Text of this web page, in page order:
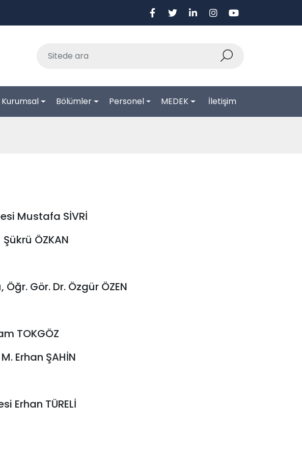
Kurumsal Bölümler Personel MEDEK İletişim
Mustafa SİVRİ
Şükrü ÖZKAN
Gör. Dr. Özgür ÖZEN
TOKGÖZ
Erhan ŞAHİN
Erhan TÜRELİ